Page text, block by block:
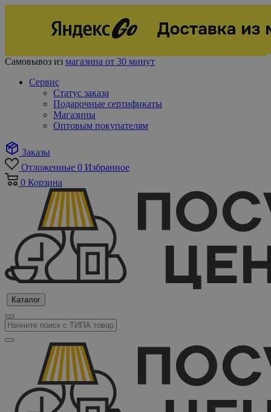
Самовывоз из магазина от 30 минут
Сервис
Статус заказа
Подарочные сертификаты
Магазины
Оптовым покупателям
Заказы
Отложенные 0 Избранное
0 Корзина
Каталог